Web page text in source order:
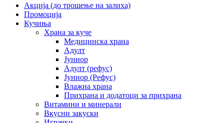
Акција (до трошење на залиха)
Промоција
Кучиња
Храна за куче
Медицинска храна
Адулт
Јуниор
Адулт (рефус)
Јуниор (Рефус)
Влажна храна
Прихрана и додатоци за прихрана
Витамини и минерали
Вкусни закуски